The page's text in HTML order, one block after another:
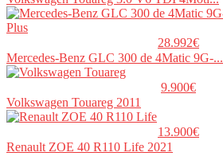
28.992€
Mercedes-Benz GLC 300 de 4Matic 9G-...
9.900€
Volkswagen Touareg 2011
13.900€
Renault ZOE 40 R110 Life 2021